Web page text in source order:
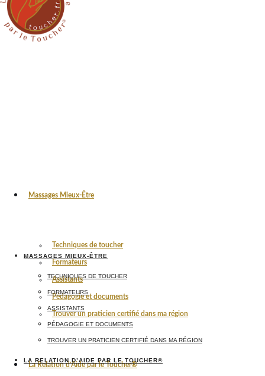
Massages Mieux-Être
Techniques de toucher
Formateurs
Assistants
Pédagogie et documents
Trouver un praticien certifié dans ma région
La Relation d’Aide par le Toucher®
MASSAGES MIEUX-ÊTRE
TECHNIQUES DE TOUCHER
FORMATEURS
ASSISTANTS
PÉDAGOGIE ET DOCUMENTS
TROUVER UN PRATICIEN CERTIFIÉ DANS MA RÉGION
LA RELATION D’AIDE PAR LE TOUCHER®